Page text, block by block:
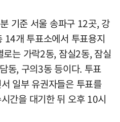
기준 서울 송파구 12곳, 강
개 투표소에서 투표용지
는 가락2동, 잠실2동, 잠실
동, 구의3동 등이다. 투표
일부 유권자들은 투표를
간을 대기한 뒤 오후 10시